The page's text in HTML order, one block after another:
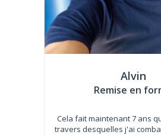
Alvin
Remise en
Cela fait maintenant 7 ans
travers desquelles j'ai